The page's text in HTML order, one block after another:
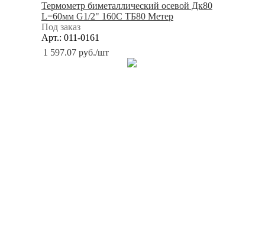
Термометр биметаллический осевой Дк80
L=60мм G1/2" 160С ТБ80 Метер
Под заказ
Арт.: 011-0161
1 597.07 руб./шт